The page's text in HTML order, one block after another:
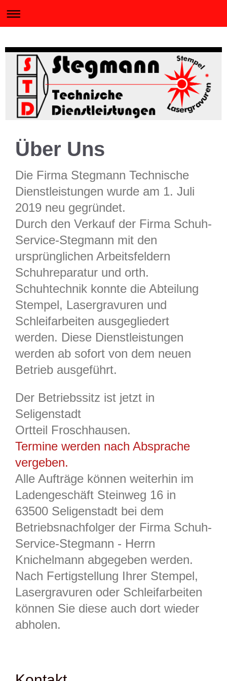
Über Uns
Die Firma Stegmann Technische
Dienstleistungen wurde am 1. Juli
2019 neu gegründet.
Durch den Verkauf der Firma Schuh-
Service-Stegmann mit den
ursprünglichen Arbeitsfeldern
Schuhreparatur und orth.
Schuhtechnik konnte die Abteilung
Stempel, Lasergravuren und
Schleifarbeiten ausgegliedert
werden. Diese Dienstleistungen
werden ab sofort von dem neuen
Betrieb ausgeführt.
Der Betriebssitz ist jetzt in
Seligenstadt
Ortteil Froschhausen.
Termine werden nach Absprache
vergeben.
Alle Aufträge können weiterhin im
Ladengeschäft Steinweg 16 in
63500 Seligenstadt bei dem
Betriebsnachfolger der Firma Schuh-
Service-Stegmann - Herrn
Knichelmann abgegeben werden.
Nach Fertigstellung Ihrer Stempel,
Lasergravuren oder Schleifarbeiten
können Sie diese auch dort wieder
abholen.